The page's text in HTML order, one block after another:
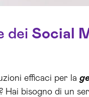
dei Social
efficaci per la
Hai bisogno di un